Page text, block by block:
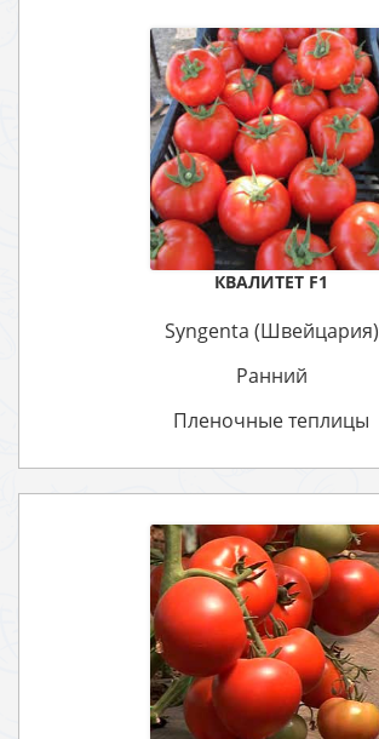
КВАЛИТЕТ F1
Syngenta (Швейцария)
Ранний
Пленочные теплицы